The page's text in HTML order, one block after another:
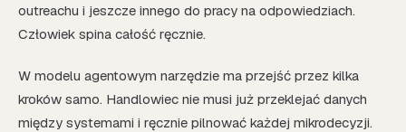
outreachu i jeszcze innego do pracy na odpowiedziach.
Człowiek spina całość ręcznie.
W modelu agentowym narzędzie ma przejść przez kilka
kroków samo. Handlowiec nie musi już przeklejać danych
między systemami i ręcznie pilnować każdej mikrodecyzji.